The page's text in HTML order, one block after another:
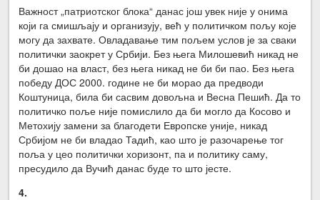
Важност „патриотског блока“ данас још увек није у онима
који га смишљају и организују, већ у политичком пољу које
могу да захвате. Овладавање тим пољем услов је за сваки
политички заокрет у Србији. Без њега Милошевић никад не
би дошао на власт, без њега никад не би би пао. Без њега
победу ДОС 2000. године не би морао да предводи
Коштуница, била би сасвим довољна и Весна Пешић. Да то
политичко поље није помислило да би могло да Косово и
Метохију замени за благодети Европске уније, никад
Србијом не би владао Тадић, као што је разочарење тог
поља у цео политички хоризонт, па и политику саму,
пресудило да Вучић данас буде то што јесте.
4.